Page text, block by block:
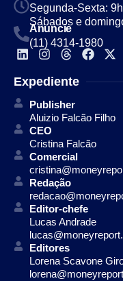
Segunda-Sexta:
Sábados e
Anuncie
(11) 4314-1980
Expediente
Publisher
Aluizio Falcão Filho
CEO
Cristina Falcão
Comercial
Redação
Editor-chefe
Lucas Andrade
Editores
Lorena Scavone